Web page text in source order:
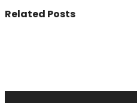
Related Posts